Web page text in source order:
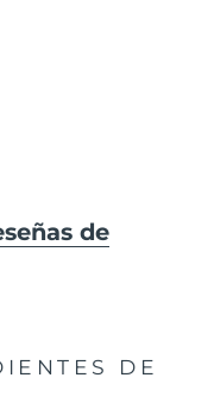
de
DE